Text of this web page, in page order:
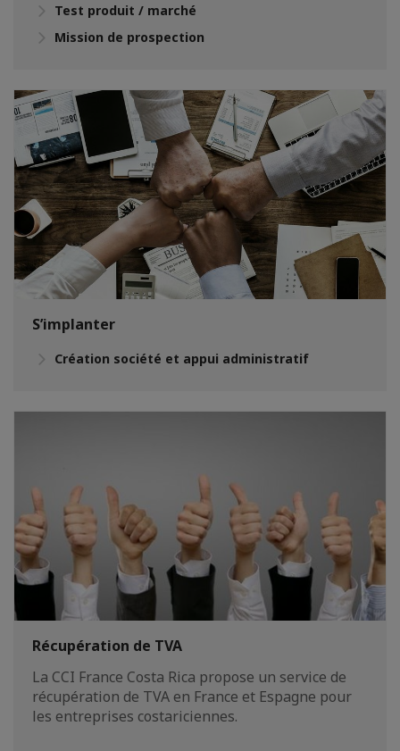
Test produit / marché
Mission de prospection
S’implanter
Création société et appui administratif
Récupération de TVA
La CCI France Costa Rica propose un service de
récupération de TVA en France et Espagne pour
les entreprises costariciennes.